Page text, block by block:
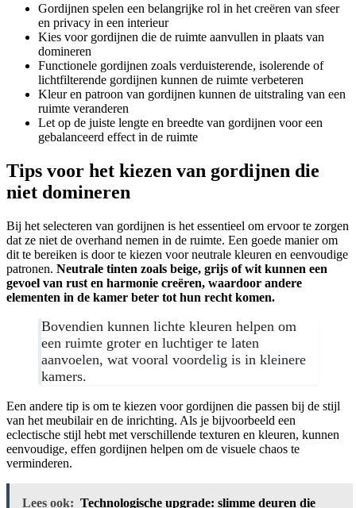
Gordijnen spelen een belangrijke rol in het creëren van sfeer
en privacy in een interieur
Kies voor gordijnen die de ruimte aanvullen in plaats van
domineren
Functionele gordijnen zoals verduisterende, isolerende of
lichtfilterende gordijnen kunnen de ruimte verbeteren
Kleur en patroon van gordijnen kunnen de uitstraling van een
ruimte veranderen
Let op de juiste lengte en breedte van gordijnen voor een
gebalanceerd effect in de ruimte
Tips voor het kiezen van gordijnen die
niet domineren
Bij het selecteren van gordijnen is het essentieel om ervoor te zorgen
dat ze niet de overhand nemen in de ruimte. Een goede manier om
dit te bereiken is door te kiezen voor neutrale kleuren en eenvoudige
patronen. Neutrale tinten zoals beige, grijs of wit kunnen een
gevoel van rust en harmonie creëren, waardoor andere
elementen in de kamer beter tot hun recht komen.
Bovendien kunnen lichte kleuren helpen om
een ruimte groter en luchtiger te laten
aanvoelen, wat vooral voordelig is in kleinere
kamers.
Een andere tip is om te kiezen voor gordijnen die passen bij de stijl
van het meubilair en de inrichting. Als je bijvoorbeeld een
eclectische stijl hebt met verschillende texturen en kleuren, kunnen
eenvoudige, effen gordijnen helpen om de visuele chaos te
verminderen.
Lees ook: Technologische upgrade: slimme deuren die